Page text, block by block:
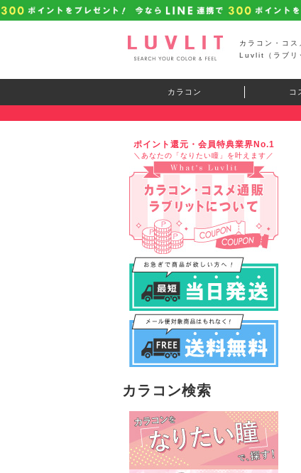
カラコン・コス
Luvlit（ラブリ
カラコン コ
ポイント還元・会員特典業界No.1
＼あなたの「なりたい瞳」を叶えます／
カラコン検索